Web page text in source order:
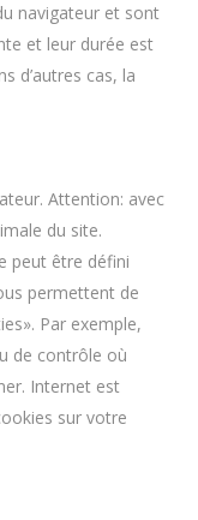
navigateur et sont
et leur durée est
d’autres cas, la
Attention: avec
du site.
peut être défini
permettent de
Par exemple,
de contrôle où
Internet est
sur votre